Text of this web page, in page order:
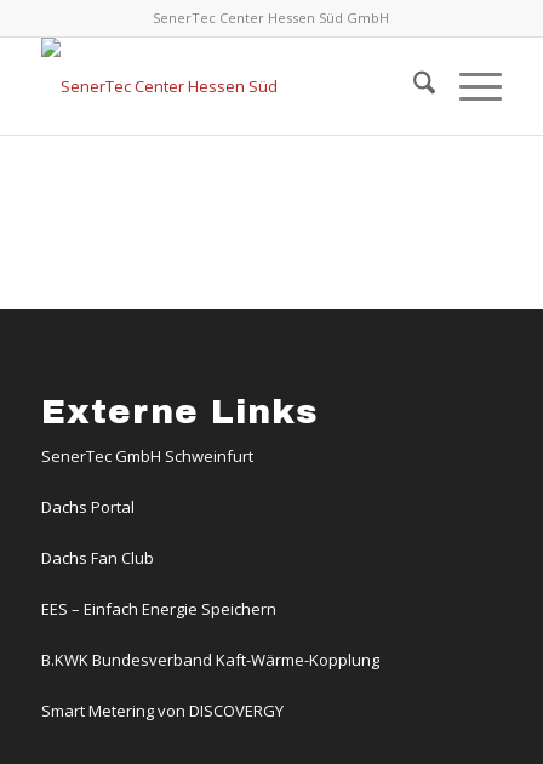
SenerTec Center Hessen Süd GmbH
Externe Links
SenerTec GmbH Schweinfurt
Dachs Portal
Dachs Fan Club
EES – Einfach Energie Speichern
B.KWK Bundesverband Kaft-Wärme-Kopplung
Smart Metering von DISCOVERGY